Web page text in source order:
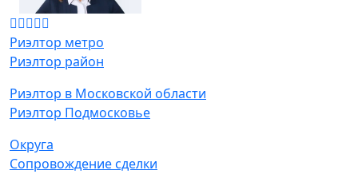
Риэлтор метро
Риэлтор район
Риэлтор в Московской области
Риэлтор Подмосковье
Округа
Сопровождение сделки